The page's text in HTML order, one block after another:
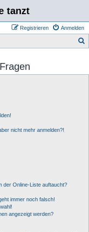
tanzt
Anmelden
Registrieren
h
nicht mehr anmelden?!
der Online-Liste auftaucht?
immer noch falsch!
angezeigt werden?